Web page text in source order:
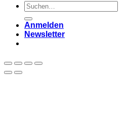
Suchen
nach:
Anmelden
Newsletter